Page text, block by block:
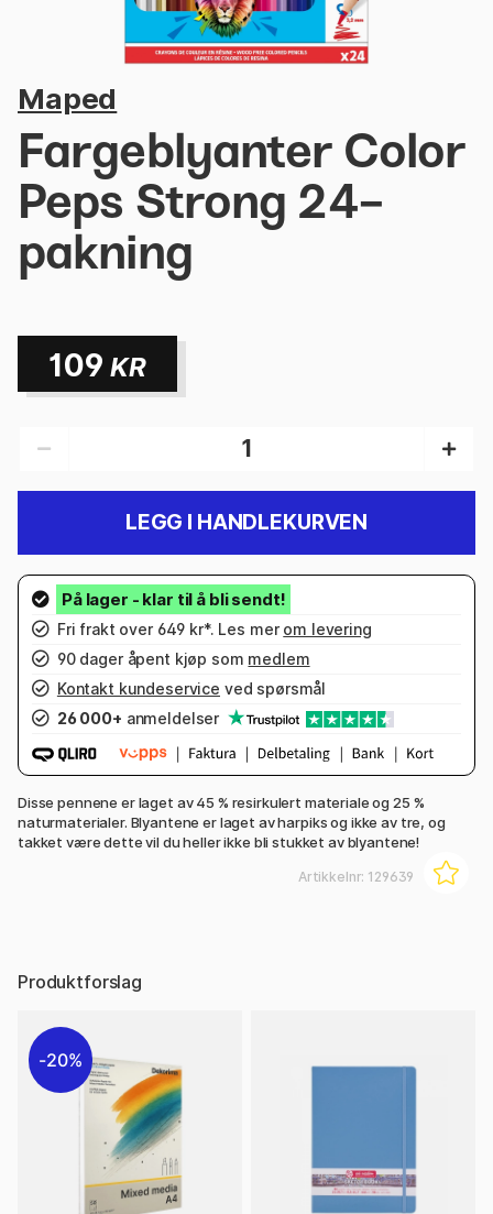
Maped
Fargeblyanter Color
Peps Strong 24-
pakning
109 KR
LEGG I HANDLEKURVEN
Fri frakt over 649 kr*. Les mer om levering
90 dager åpent kjøp som medlem
Kontakt kundeservice ved spørsmål
26 000+ anmeldelser
Disse pennene er laget av 45 % resirkulert materiale og 25 %
naturmaterialer. Blyantene er laget av harpiks og ikke av tre, og
takket være dette vil du heller ikke bli stukket av blyantene!
Artikkelnr: 129639
Produktforslag
20%